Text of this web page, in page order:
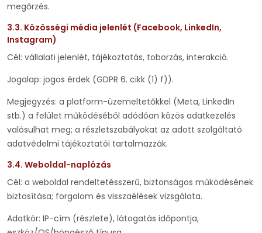
megőrzés.
3.3. Közösségi média jelenlét (Facebook, LinkedIn,
Instagram)
Cél: vállalati jelenlét, tájékoztatás, toborzás, interakció.
Jogalap: jogos érdek (GDPR 6. cikk (1) f)).
Megjegyzés: a platform-üzemeltetőkkel (Meta, LinkedIn
stb.) a felület működéséből adódóan közös adatkezelés
valósulhat meg; a részletszabályokat az adott szolgáltató
adatvédelmi tájékoztatói tartalmazzák.
3.4. Weboldal-naplózás
Cél: a weboldal rendeltetésszerű, biztonságos működésének
biztosítása; forgalom és visszaélések vizsgálata.
Adatkör: IP-cím (részlete), látogatás időpontja,